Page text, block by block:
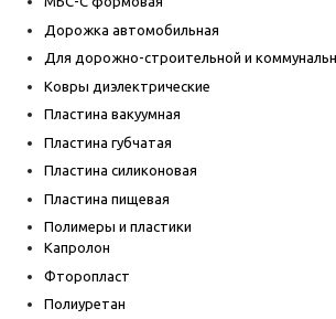
Дорожка автомобильная
Для дорожно-строительной и
Ковры диэлектрические
Пластина вакуумная
Пластина губчатая
Пластина силиконовая
Пластина пищевая
Полимеры и пластики
Капролон
Фторопласт
Полиуретан